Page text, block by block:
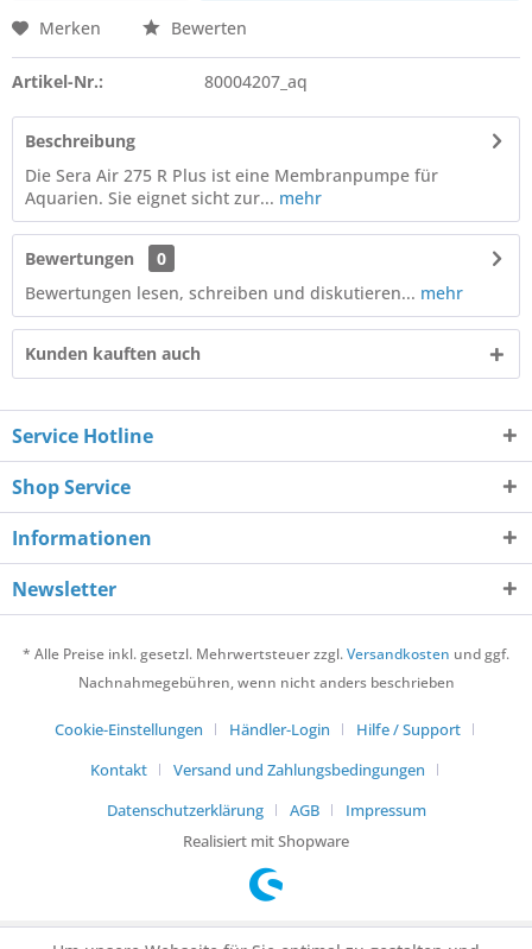
Merken Bewerten
Artikel-Nr.: 80004207_aq
Beschreibung
Die Sera Air 275 R Plus ist eine Membranpumpe für
Aquarien. Sie eignet sicht zur... mehr
Bewertungen
0
Bewertungen lesen, schreiben und diskutieren... mehr
Kunden kauften auch
Service Hotline
Shop Service
Informationen
Newsletter
* Alle Preise inkl. gesetzl. Mehrwertsteuer zzgl.Versandkosten und ggf.
Nachnahmegebühren, wenn nicht anders beschrieben
Cookie-Einstellungen Händler-Login
Hilfe / Support
Kontakt
Versand und Zahlungsbedingungen
Datenschutzerklärung
AGB
Impressum
Realisiert mit Shopware